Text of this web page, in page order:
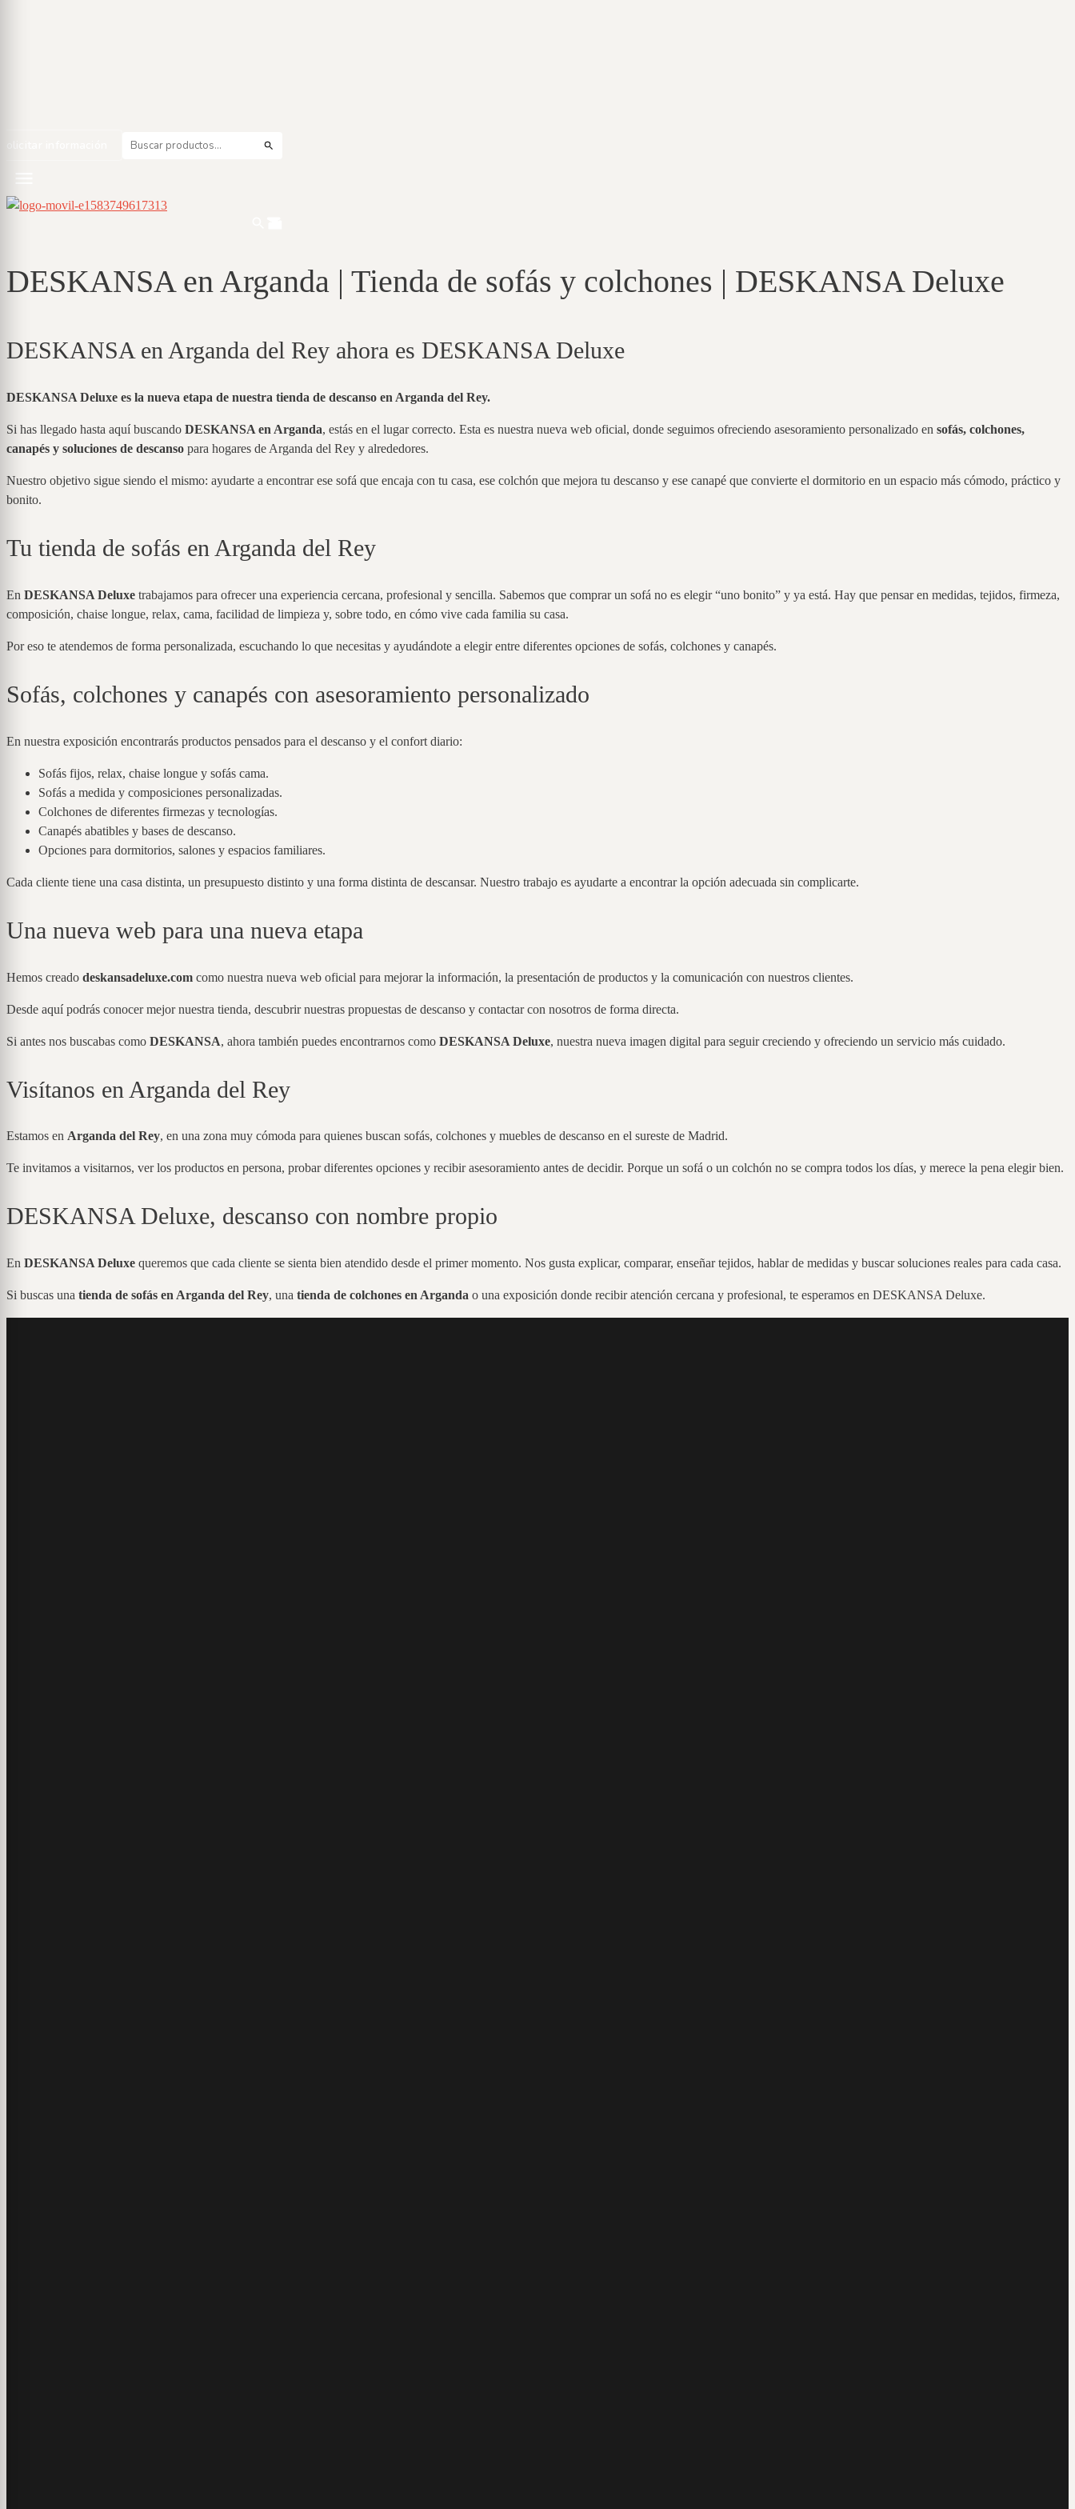
DESKANSA en Arganda | Tienda de sofás y colchones | DESKANSA Deluxe
DESKANSA en Arganda del Rey ahora es DESKANSA Deluxe
DESKANSA Deluxe es la nueva etapa de nuestra tienda de descanso en Arganda del Rey.
Si has llegado hasta aquí buscando DESKANSA en Arganda, estás en el lugar correcto. Esta es nuestra nueva web oficial, donde seguimos ofreciendo asesoramiento personalizado en sofás, colchones,
canapés y soluciones de descanso para hogares de Arganda del Rey y alrededores.
Nuestro objetivo sigue siendo el mismo: ayudarte a encontrar ese sofá que encaja con tu casa, ese colchón que mejora tu descanso y ese canapé que convierte el dormitorio en un espacio más cómodo, práctico y
bonito.
Tu tienda de sofás en Arganda del Rey
En DESKANSA Deluxe trabajamos para ofrecer una experiencia cercana, profesional y sencilla. Sabemos que comprar un sofá no es elegir “uno bonito” y ya está. Hay que pensar en medidas, tejidos, firmeza,
composición, chaise longue, relax, cama, facilidad de limpieza y, sobre todo, en cómo vive cada familia su casa.
Por eso te atendemos de forma personalizada, escuchando lo que necesitas y ayudándote a elegir entre diferentes opciones de sofás, colchones y canapés.
Sofás, colchones y canapés con asesoramiento personalizado
En nuestra exposición encontrarás productos pensados para el descanso y el confort diario:
Sofás fijos, relax, chaise longue y sofás cama.
Sofás a medida y composiciones personalizadas.
Colchones de diferentes firmezas y tecnologías.
Canapés abatibles y bases de descanso.
Opciones para dormitorios, salones y espacios familiares.
Cada cliente tiene una casa distinta, un presupuesto distinto y una forma distinta de descansar. Nuestro trabajo es ayudarte a encontrar la opción adecuada sin complicarte.
Una nueva web para una nueva etapa
Hemos creado deskansadeluxe.com como nuestra nueva web oficial para mejorar la información, la presentación de productos y la comunicación con nuestros clientes.
Desde aquí podrás conocer mejor nuestra tienda, descubrir nuestras propuestas de descanso y contactar con nosotros de forma directa.
Si antes nos buscabas como DESKANSA, ahora también puedes encontrarnos como DESKANSA Deluxe, nuestra nueva imagen digital para seguir creciendo y ofreciendo un servicio más cuidado.
Visítanos en Arganda del Rey
Estamos en Arganda del Rey, en una zona muy cómoda para quienes buscan sofás, colchones y muebles de descanso en el sureste de Madrid.
Te invitamos a visitarnos, ver los productos en persona, probar diferentes opciones y recibir asesoramiento antes de decidir. Porque un sofá o un colchón no se compra todos los días, y merece la pena elegir bien.
DESKANSA Deluxe, descanso con nombre propio
En DESKANSA Deluxe queremos que cada cliente se sienta bien atendido desde el primer momento. Nos gusta explicar, comparar, enseñar tejidos, hablar de medidas y buscar soluciones reales para cada casa.
Si buscas una tienda de sofás en Arganda del Rey, una tienda de colchones en Arganda o una exposición donde recibir atención cercana y profesional, te esperamos en DESKANSA Deluxe.